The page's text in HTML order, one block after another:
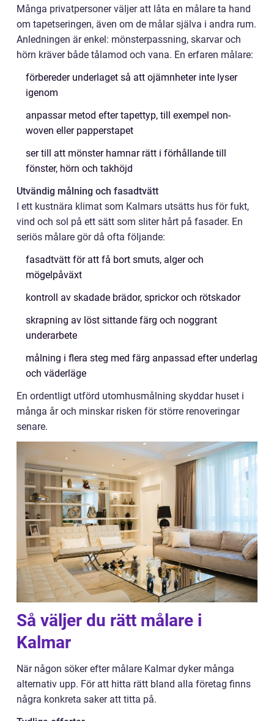
Många privatpersoner väljer att låta en målare ta hand
om tapetseringen, även om de målar själva i andra rum.
Anledningen är enkel: mönsterpassning, skarvar och
hörn kräver både tålamod och vana. En erfaren målare:
förbereder underlaget så att ojämnheter inte lyser
igenom
anpassar metod efter tapettyp, till exempel non-
woven eller papperstapet
ser till att mönster hamnar rätt i förhållande till
fönster, hörn och takhöjd
Utvändig målning och fasadtvätt
I ett kustnära klimat som Kalmars utsätts hus för fukt,
vind och sol på ett sätt som sliter hårt på fasader. En
seriös målare gör då ofta följande:
fasadtvätt för att få bort smuts, alger och
mögelpåväxt
kontroll av skadade brädor, sprickor och rötskador
skrapning av löst sittande färg och noggrant
underarbete
målning i flera steg med färg anpassad efter underlag
och väderläge
En ordentligt utförd utomhusmålning skyddar huset i
många år och minskar risken för större renoveringar
senare.
Så väljer du rätt målare i
Kalmar
När någon söker efter målare Kalmar dyker många
alternativ upp. För att hitta rätt bland alla företag finns
några konkreta saker att titta på.